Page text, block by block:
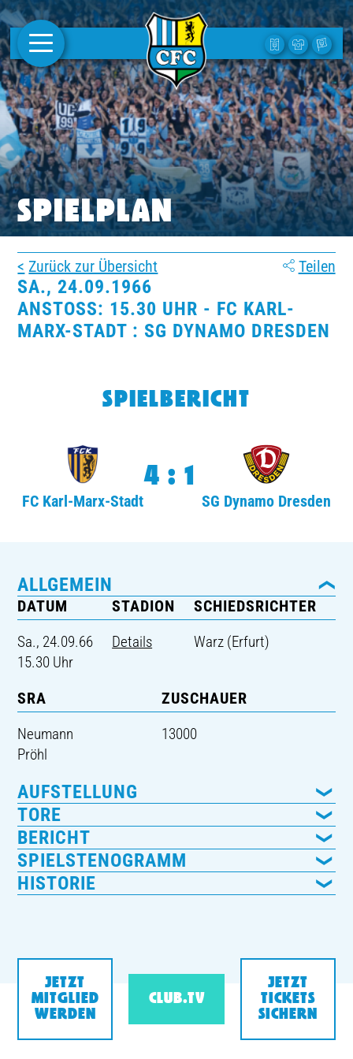
AKTUELLES
1. MANNSCHAFT
FRAUEN
CAMPUS
CLUB
CLUBMITGLIEDSCHAFT
BUSINESS
SÜDKURVE
SPIELPLAN
Zurück zur Übersicht Teilen
SA., 24.09.1966
ANSTOSS: 15.30 UHR - FC KARL-M
ARX-STADT : SG DYNAMO DRESDEN
SPIELBERICHT
FC Karl-Marx-Stadt
4:1
SG Dynamo Dresden
ALLGEMEIN
DATUM
Sa., 24.09.66
15.30 Uhr
STADION
Details
SCHIEDSRICHTER
Warz (Erfurt)
SRA
Neumann
Pröhl
ZUSCHAUER
13000
AUFSTELLUNG
TORE
BERICHT
SPIELSTENOGRAMM
HISTORIE
JETZT
MITGLIED
WERDEN
CLUB.TV
JETZT
TICKETS
SICHERN